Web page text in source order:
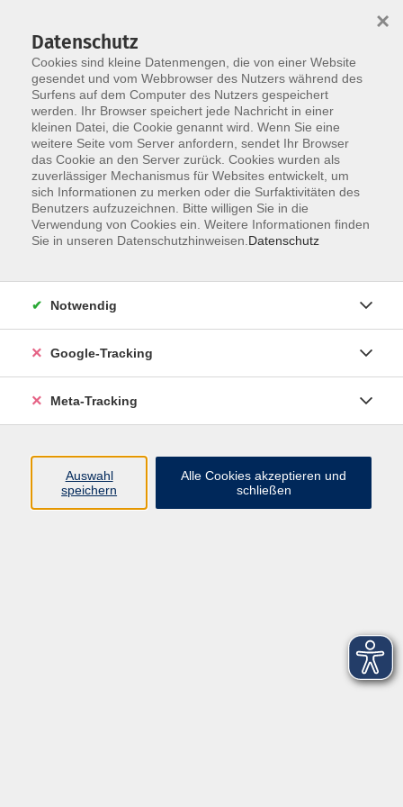
Skip to main content
Der Kurs konnte nicht gefunden werden.
Über uns
Datenschutz
Cookies sind kleine Datenmengen, die von einer Website
gesendet und vom Webbrowser des Nutzers während des
Surfens auf dem Computer des Nutzers gespeichert
werden. Ihr Browser speichert jede Nachricht in einer
kleinen Datei, die Cookie genannt wird. Wenn Sie eine
weitere Seite vom Server anfordern, sendet Ihr Browser
das Cookie an den Server zurück. Cookies wurden als
zuverlässiger Mechanismus für Websites entwickelt, um
sich Informationen zu merken oder die Surfaktivitäten des
Benutzers aufzuzeichnen. Bitte willigen Sie in die
Verwendung von Cookies ein. Weitere Informationen finden
Sie in unseren Datenschutzhinweisen. Datenschutz
×
Notwendig
Google-Tracking
Meta-Tracking
Auswahl
speichern
Alle Cookies akzeptieren und
schließen